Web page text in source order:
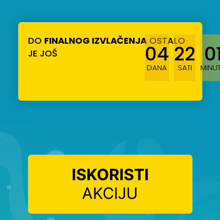
DO FINALNOG IZVLAČENJAOSTALO
JE JOŠ
04
DANA
22
SATI
ISKORISTI
AKCIJU